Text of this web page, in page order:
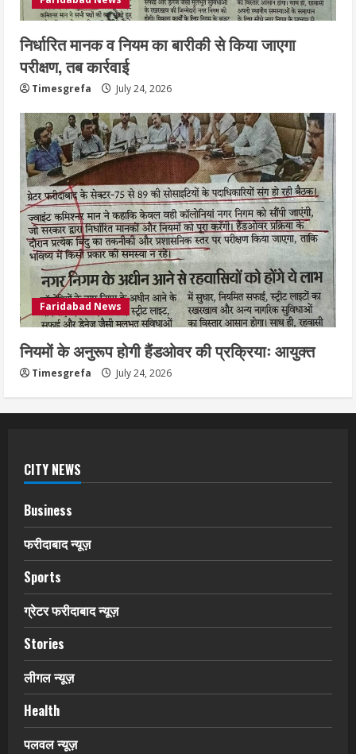
निर्धारित मानक व नियम का बारीकी से किया जाएगा
परीक्षण, तब कार्रवाई
Timesgrefa July 24, 2026
Faridabad News
नियमों के अनुरूप होगी हैंडओवर की प्रक्रियाः आयुक्त
Timesgrefa July 24, 2026
CITY NEWS
Business
फरीदाबाद न्यूज़
Sports
ग्रेटर फरीदाबाद न्यूज़
Stories
लीगल न्यूज़
Health
पलवल न्यूज़